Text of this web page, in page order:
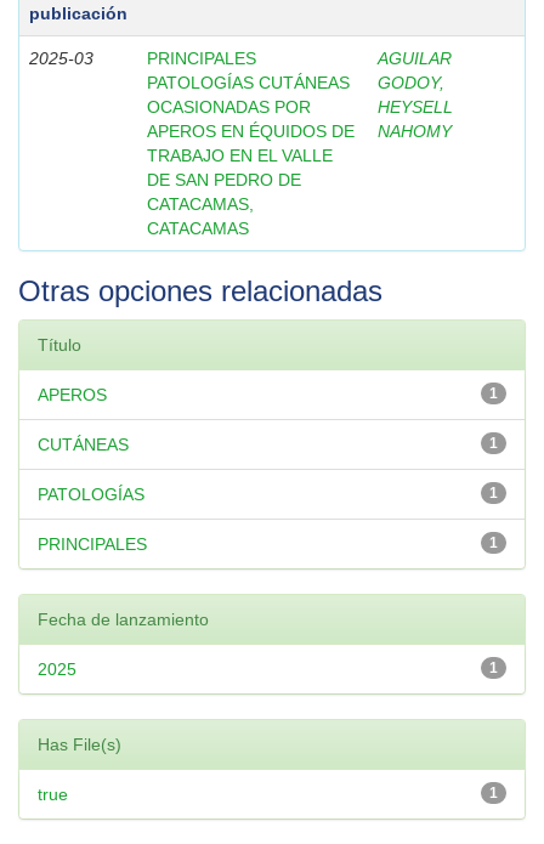
publicación
2025-03
PRINCIPALES
PATOLOGÍAS CUTÁNEAS
OCASIONADAS POR
APEROS EN ÉQUIDOS DE
TRABAJO EN EL VALLE
DE SAN PEDRO DE
CATACAMAS,
CATACAMAS
AGUILAR
GODOY,
HEYSELL
NAHOMY
Otras opciones relacionadas
Título
1
APEROS
1
CUTÁNEAS
1
PATOLOGÍAS
1
PRINCIPALES
Fecha de lanzamiento
1
2025
Has File(s)
1
true